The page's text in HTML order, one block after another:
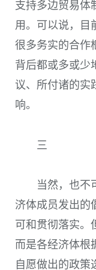
支持多边贸易体
用。可以说，目
很多务实的合作
背后都或多或少
议、所付诸的实
响。
三
当然，也不
济体成员发出的
可和贯彻落实。
而是各经济体根
自愿做出的政策